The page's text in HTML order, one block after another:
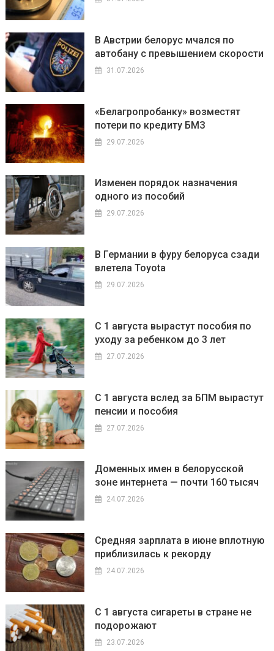
В Австрии белорус мчался по
автобану с превышением скорости
31.07.2026
«Белагропробанку» возместят
потери по кредиту БМЗ
29.07.2026
Изменен порядок назначения
одного из пособий
29.07.2026
В Германии в фуру белоруса сзади
влетела Toyota
29.07.2026
С 1 августа вырастут пособия по
уходу за ребенком до 3 лет
27.07.2026
С 1 августа вслед за БПМ вырастут
пенсии и пособия
27.07.2026
Доменных имен в белорусской
зоне интернета — почти 160 тысяч
24.07.2026
Средняя зарплата в июне вплотную
приблизилась к рекорду
24.07.2026
С 1 августа сигареты в стране не
подорожают
23.07.2026